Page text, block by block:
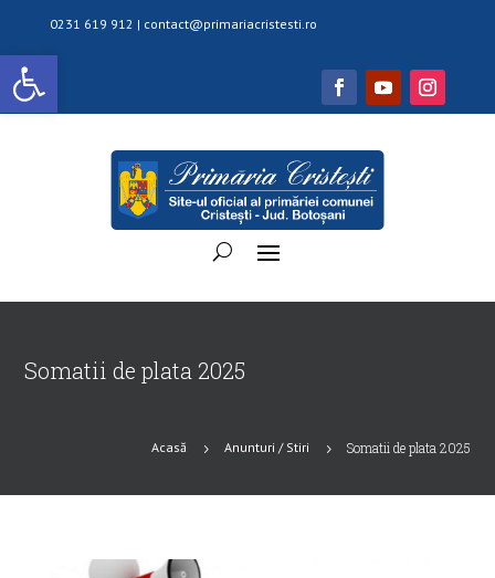
Deschide bara de unelte
0231 619 912 | contact@primariacristesti.ro
Somatii de plata 2025
Acasă 5 Anunturi / Stiri 5 Somatii de plata 2025